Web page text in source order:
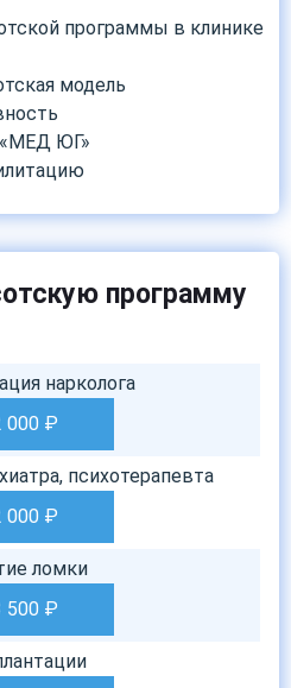
программы в клинике
модель
ЮГ»
программу
нарколога
000 ₽
психотерапевта
000 ₽
ломки
500 ₽